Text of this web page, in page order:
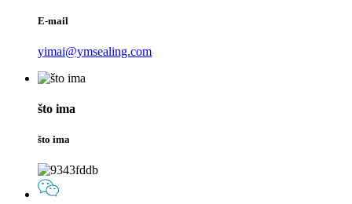
E-mail
yimai@ymsealing.com
što ima
što ima